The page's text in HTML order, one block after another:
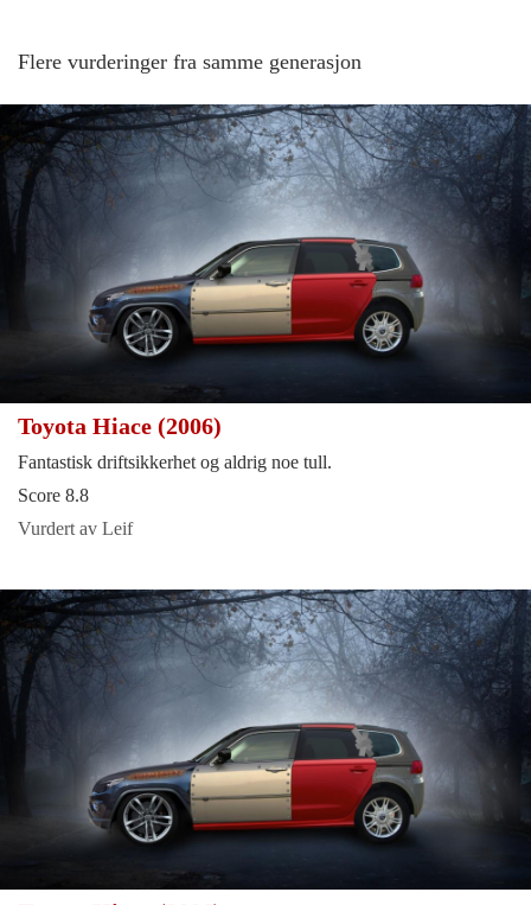
Flere vurderinger fra samme generasjon
Toyota Hiace (2006)
Fantastisk driftsikkerhet og aldrig noe tull.
Score 8.8
Vurdert av Leif